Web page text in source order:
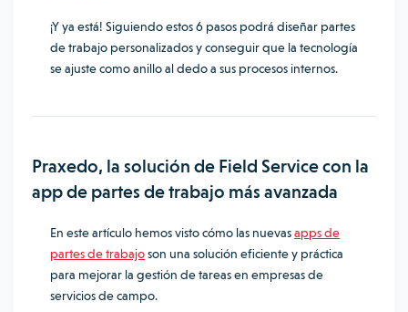
¡Y ya está! Siguiendo estos 6 pasos podrá diseñar partes
de trabajo personalizados y conseguir que la tecnología
se ajuste como anillo al dedo a sus procesos internos.
Praxedo, la solución de Field Service con la
app de partes de trabajo más avanzada
En este artículo hemos visto cómo las nuevasapps de
partes de trabajoson una solución eficiente y práctica
para mejorar la gestión de tareas en empresas de
servicios de campo.